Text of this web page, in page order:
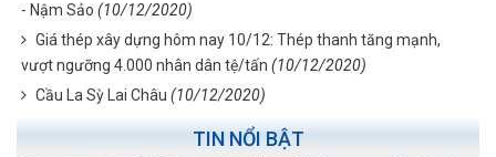
- Nậm Sảo (10/12/2020)
Giá thép xây dựng hôm nay 10/12: Thép thanh tăng mạnh,
vượt ngưỡng 4.000 nhân dân tệ/tấn (10/12/2020)
Cầu La Sỳ Lai Châu (10/12/2020)
TIN NỔI BẬT